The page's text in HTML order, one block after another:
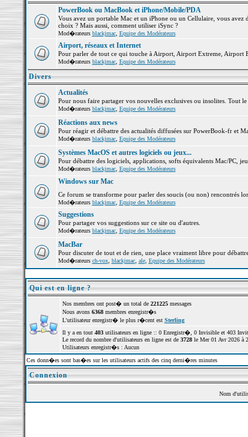
PowerBook ou MacBook et iPhone/Mobile/PDA
Vous avez un portable Mac et un iPhone ou un Cellulaire, vous
choix ? Mais aussi, comment utiliser iSync ?
Mod�rateurs blackjmac, Equipe des Modérateurs
Airport, réseaux et Internet
Pour parler de tout ce qui touche à Airport, Airport Extreme, Airport
Mod�rateurs blackjmac, Equipe des Modérateurs
Divers
Actualités
Pour nous faire partager vos nouvelles exclusives ou insolites. Tout
Mod�rateurs blackjmac, Equipe des Modérateurs
Réactions aux news
Pour réagir et débattre des actualités diffusées sur PowerBook-fr et
Mod�rateurs blackjmac, Equipe des Modérateurs
Systèmes MacOS et autres logiciels ou jeux...
Pour débattre des logiciels, applications, softs équivalents Mac/PC,
Mod�rateurs blackjmac, Equipe des Modérateurs
Windows sur Mac
Ce forum se transforme pour parler des soucis (ou non) rencontrés
Mod�rateurs blackjmac, Equipe des Modérateurs
Suggestions
Pour partager vos suggestions sur ce site ou d'autres.
Mod�rateurs blackjmac, Equipe des Modérateurs
MacBar
Pour discuter de tout et de rien, une place vraiment libre pour
Mod�rateurs ch-vox, blackjmac, ale, Equipe des Modérateurs
Qui est en ligne ?
Nos membres ont post� un total de 221225messages
Nous avons 6368membres enregistr�s
L'utilisateur enregistr� le plus r�cent est Sterling
Il y a en tout 403utilisateurs en ligne :: 0 Enregistr�, 0 Invisible et 403
Le record du nombre d'utilisateurs en ligne est de 3728le Mer 01 Avr 2026 à
Utilisateurs enregistr�s : Aucun
Ces donn�es sont bas�es sur les utilisateurs actifs des cinq derni�res minutes
Connexion
Nom